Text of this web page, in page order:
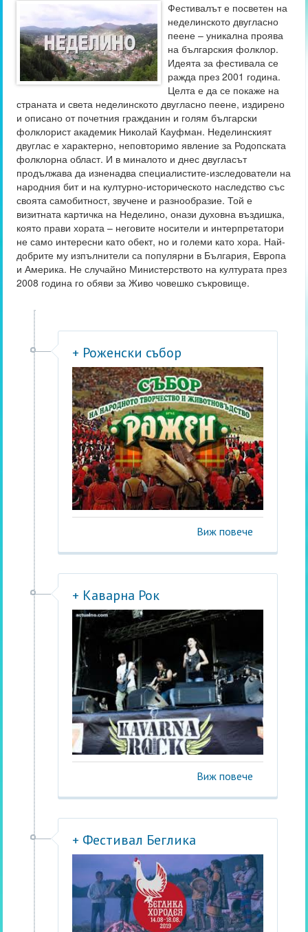
Фестивалът е посветен на
неделинското двугласно
пеене – уникална проява
на българския фолклор.
Идеята за фестивала се
ражда през 2001 година.
Целта е да се покаже на
страната и света неделинското двугласно пеене, издирено
и описано от почетния гражданин и голям български
фолклорист академик Николай Кауфман. Неделинският
двуглас е характерно, неповторимо явление за Родопската
фолклорна област. И в миналото и днес двугласът
продължава да изненадва специалистите-изследователи на
народния бит и на културно-историческото наследство със
своята самобитност, звучене и разнообразие. Той е
визитната картичка на Неделино, онази духовна въздишка,
която прави хората – неговите носители и интерпретатори
не само интересни като обект, но и големи като хора. Най-
добрите му изпълнители са популярни в България, Европа
и Америка. Не случайно Министерството на културата през
2008 година го обяви за Живо човешко съкровище.
+ Роженски събор
Виж повече
+ Каварна Рок
Виж повече
+ Фестивал Беглика